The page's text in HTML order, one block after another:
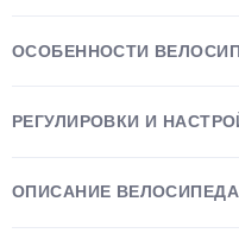
ОСОБЕННОСТИ
РЕГУЛИРОВКИ И
ОПИСАНИЕ ВЕЛОСИПЕДА